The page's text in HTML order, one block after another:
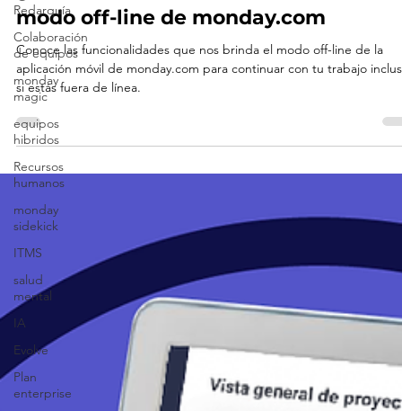
Redarquía
Colaboración
de equipos
monday
magic
equipos
hibridos
Recursos
humanos
monday
sidekick
ITMS
salud
mental
IA
Evolve
Plan
enterprise
16 abr 2025 3 min de lectura
monday.com
¿Sin conexión a internet? Prueba el
modo off-line de monday.com
Conoce las funcionalidades que nos brinda el modo off-line de la
aplicación móvil de monday.com para continuar con tu trabajo
si estás fuera de línea.